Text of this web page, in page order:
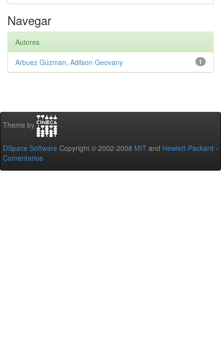
Navegar
Autores
1
Arbuez Gúzman, Adilson Geovany
Theme by
DSpace Software Copyright © 2002-2008 MIT and Hewlett-Packard -
Comentarios